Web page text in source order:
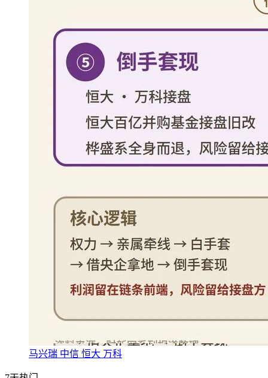
马兴瑞 中信 恒大 万科